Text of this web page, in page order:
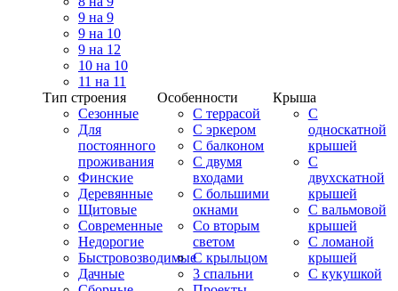
9 на 9
9 на 10
9 на 12
10 на 10
11 на 11
Тип строения
Сезонные
Для
постоянного
проживания
Финские
Деревянные
Щитовые
Современные
Недорогие
Быстровозводимые
Дачные
Особенности
С террасой
С эркером
С балконом
С двумя
входами
С большими
окнами
Со вторым
светом
С крыльцом
3 спальни
Крыша
С
односкатной
крышей
С
двухскатной
крышей
С вальмовой
крышей
С ломаной
крышей
С кукушкой